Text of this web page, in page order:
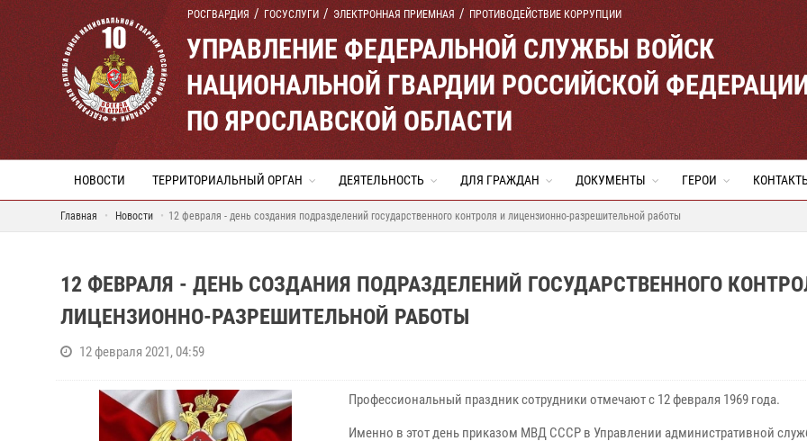
РОСГВАРДИЯ ГОСУСЛУГИ ЭЛЕКТРОННАЯ ПРИЕМНАЯ ПРОТИВОДЕЙСТВИЕ КОРРУПЦИИ
УПРАВЛЕНИЕ ФЕДЕРАЛЬНОЙ СЛУЖБЫ ВОЙСК
НАЦИОНАЛЬНОЙ ГВАРДИИ РОССИЙСКОЙ
ПО ЯРОСЛАВСКОЙ ОБЛАСТИ
НОВОСТИ ТЕРРИТОРИАЛЬНЫЙ ОРГАН ДЕЯТЕЛЬНОСТЬ ДЛЯ ГРАЖДАН ДОКУМЕНТЫ ГЕРОИ
Главная Новости 12 февраля - день создания подразделений государственного контроля и лицензионно-разрешительной работы
12 ФЕВРАЛЯ - ДЕНЬ СОЗДАНИЯ ПОДРАЗДЕЛЕНИЙ ГОСУДАРСТВЕННОГО
ЛИЦЕНЗИОННО-РАЗРЕШИТЕЛЬНОЙ РАБОТЫ
12 февраля 2021, 04:59
Профессиональный праздник сотрудники отмечают с 12 февраля 1969 года.
Именно в этот день приказом МВД СССР в Управлении административной